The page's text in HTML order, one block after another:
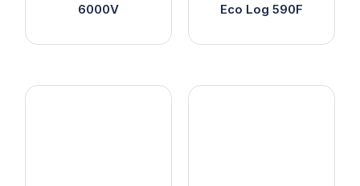
6000V
Eco Log 590F